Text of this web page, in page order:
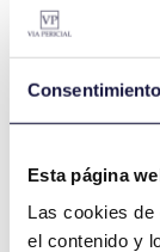
Consentimiento
Esta página
Las cookies
el contenido y
El
En Via
técnico y